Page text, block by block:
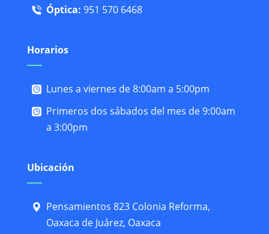
Óptica: 951 570 6468
Horarios
Lunes a viernes de 8:00am a 5:00pm
Primeros dos sábados del mes de 9:00am
a 3:00pm
Ubicación
Pensamientos 823 Colonia Reforma,
Oaxaca de Juárez, Oaxaca